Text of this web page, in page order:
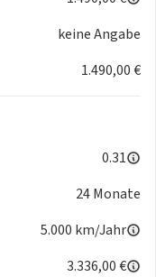
keine Angabe
1.490,00 €
0.31
24 Monate
5.000 km/Jahr
3.336,00 €